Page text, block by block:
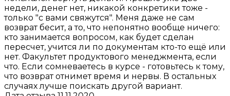
недели, денег нет, никакой конкретики тоже -
только "с вами свяжутся". Меня даже не сам
возврат бесит, а то, что непонятно вообще ничего:
кто занимается вопросом, как будет сделан
пересчет, учится ли по документам кто-то ещё или
нет. Факультет продуктового менеджмента, если
что. Если сомневаетесь в курсе - готовьтесь к тому,
что возврат отнимет время и нервы. В остальных
случаях лучше поискать другой вариант.